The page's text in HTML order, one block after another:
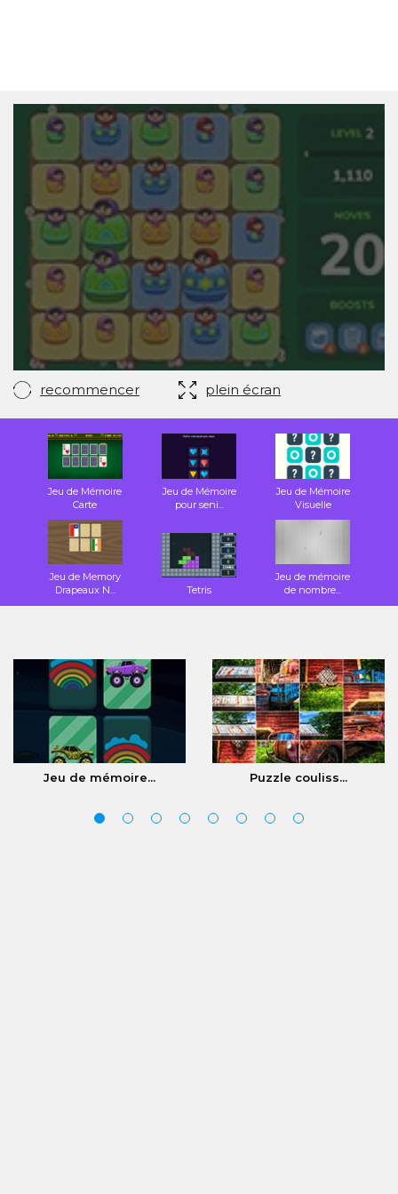
recommencer plein écran
Jeu de Mémoire
Carte
Jeu de Mémoire
pour seni...
Jeu de Mémoire
Visuelle
Jeu de Memory
Drapeaux N...
Tetris
Jeu de mémoire
de nombre...
Jeu de mémoire... Puzzle couliss...